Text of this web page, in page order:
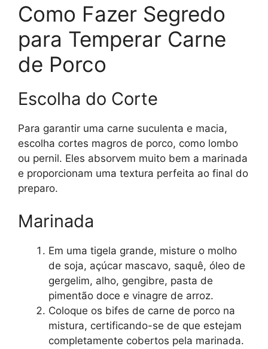
Como Fazer Segredo
para Temperar Carne
de Porco
Escolha do Corte
Para garantir uma carne suculenta e macia,
escolha cortes magros de porco, como lombo
ou pernil. Eles absorvem muito bem a marinada
e proporcionam uma textura perfeita ao final do
preparo.
Marinada
Em uma tigela grande, misture o molho
de soja, açúcar mascavo, saquê, óleo de
gergelim, alho, gengibre, pasta de
pimentão doce e vinagre de arroz.
Coloque os bifes de carne de porco na
mistura, certificando-se de que estejam
completamente cobertos pela marinada.